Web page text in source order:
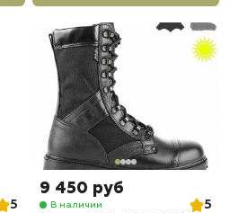
5
9 450 руб
В наличии
5